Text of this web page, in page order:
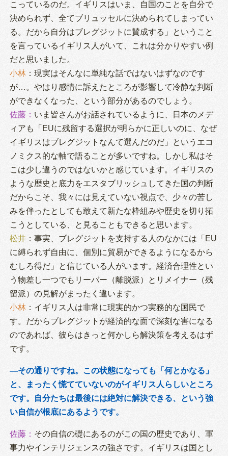
こっているのだ。イギリスはいま、自国のことを自分で
決められず、全てブリュッセルに決められてしまってい
る。だから自分はブレグジットに賛成する」ということ
を言っているイギリス人がいて、これは分かりやすい例
だと思いました。
小林：現実はそんなに単純な話ではないはずなのです
が…。やはり感情に訴えたところが影響して冷静な判断
ができなくなった、という部分があるのでしょう。
佐藤： いま皆さんがお話されているように、日本のメデ
ィアも「EUに残留する選択が明らかに正しいのに、なぜ
イギリスはブレグジットなんて選んだのだ」というエコ
ノミクス的な軸で語ることが多いですね。しかし私はそ
こは少し違うのではないかと感じています。イギリスの
ような歴史と底力をエスタブリッシュしてきた国の判断
だからこそ、我々には見えていない視点で、少々の苦し
みを伴ったとしても敢えて新たな枠組みや歴史を切り拓
こうとしている、と見ることもできると思います。
松井：事実、ブレグジットを支持する人のなかには「EU
に縛られず自由に、個別に貿易ができるようになるから
むしろ得だ」と信じている人がいます。経済合理性とい
う物差し一つでもリーバー（離脱派）とリメイナー（残
留派）の見解がまったく違います。
小林：イギリス人は非常に現実的かつ実務的な国民で
す。だからブレグジットが経済的な面で深刻な害になる
のであれば、彼らはきっと何かしら解決策を考えるはず
です。
―その通りですね。この状態になっても「何とかなる」
と、まったく慌てていないのがイギリス人らしいところ
です。自分たちは最後には絶対に解決できる、という強
い自信が根底にあるようです。
佐藤： その自信の礎にあるのがこの国の歴史であり、軍
事力やインテリジェンスの強さです。イギリスは国とし